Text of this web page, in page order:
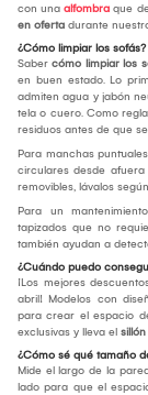
con una alfombra que
en oferta durante
¿Cómo limpiar los sofás?
Saber cómo limpiar los
en buen estado. Lo
admiten agua y jabón
tela o cuero. Como
residuos antes de que
Para manchas
circulares desde
removibles, lávalos
Para un
tapizados que no
también ayudan a
¿Cuándo puedo
¡Los mejores
abril! Modelos con
para crear el espacio
exclusivas y lleva el sillón
¿Cómo sé qué tamaño
Mide el largo de la
lado para que el